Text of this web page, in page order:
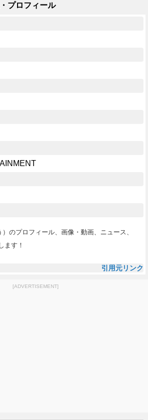
プロフィール
のプロフィール、画像・動画、ニュース、
ます！
引用元リンク
[ADVERTISEMENT]